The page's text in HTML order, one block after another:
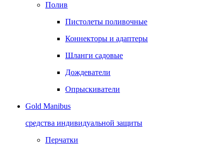
Полив
Пистолеты поливочные
Коннекторы и адаптеры
Шланги садовые
Дождеватели
Опрыскиватели
Gold Manibus
средства индивидуальной защиты
Перчатки